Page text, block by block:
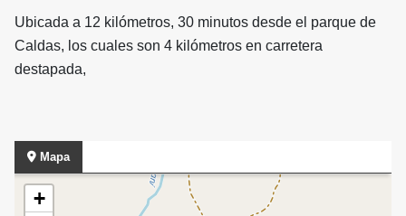
Ubicada a 12 kilómetros, 30 minutos desde el parque de
Caldas, los cuales son 4 kilómetros en carretera
destapada,
Mapa
+